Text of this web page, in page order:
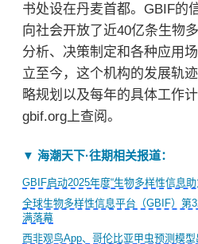
书处设在丹麦首都。GBIF的
向社会开放了近40亿条生物
分析、决策制定和各种应用
立至今，这个机构的发展轨
略规划以及每年的具体工作
gbif.org上查阅。
▼ 海潮天下·往期相关报道：
GBIF启动2025年度“生物多样性信息
全球生物多样性信息平台（GBIF）第
满落幕
西非观鸟App、哥伦比亚甲虫预测模